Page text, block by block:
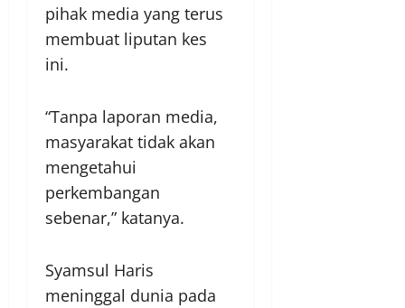
pihak media yang terus
membuat liputan kes
ini.
“Tanpa laporan media,
masyarakat tidak akan
mengetahui
perkembangan
sebenar,” katanya.
Syamsul Haris
meninggal dunia pada